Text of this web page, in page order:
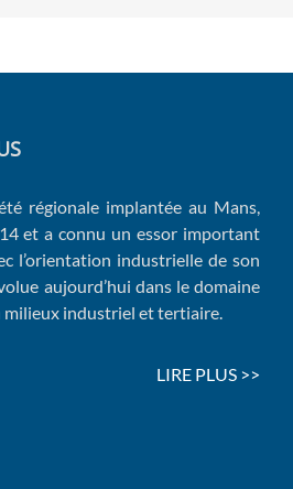
régionale implantée au Mans,
et a connu un essor important
l’orientation industrielle de son
aujourd’hui dans le domaine
milieux industriel et tertiaire.
LIRE PLUS >>